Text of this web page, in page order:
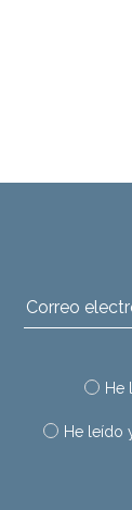
He
He leído